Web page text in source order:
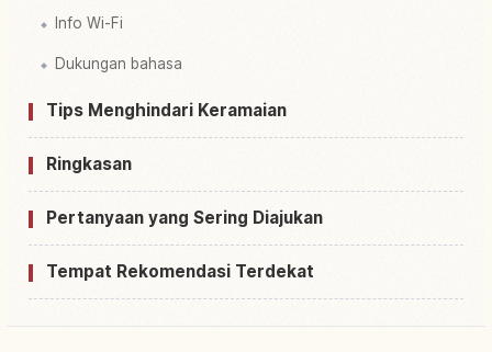
Info Wi-Fi
Dukungan bahasa
Tips Menghindari Keramaian
Ringkasan
Pertanyaan yang Sering Diajukan
Tempat Rekomendasi Terdekat